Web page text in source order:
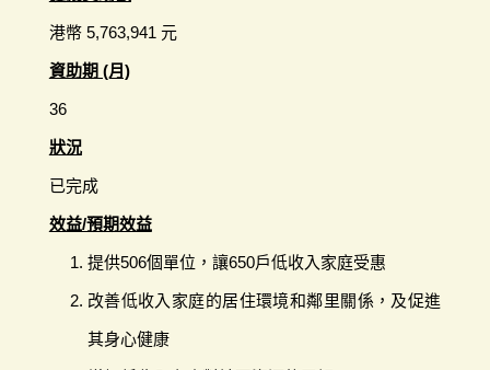
港幣 5,763,941 元
資助期 (月)
36
狀況
已完成
效益/預期效益
提供506個單位，讓650戶低收入家庭受惠
改善低收入家庭的居住環境和鄰里關係，及促進
其身心健康